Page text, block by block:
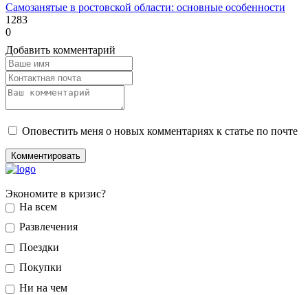
Самозанятые в ростовской области: основные особенности
1283
0
Добавить комментарий
Оповестить меня о новых комментариях к статье по почте
Экономите в кризис?
На всем
Развлечения
Поездки
Покупки
Ни на чем